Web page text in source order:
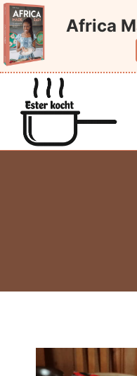
Zum
Inhalt
springen
Africa